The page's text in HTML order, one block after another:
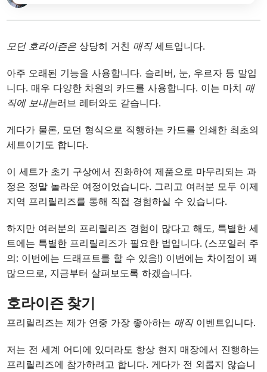
모던 호라이즌은 상당히 거친 매직세트입니다.
아주 오래된 기능을 사용합니다. 슬리버, 눈, 우르자 등 말입
니다. 매우 다양한 차원의 카드를 사용합니다. 이는 마치 매
직에 보내는러브 레터와도 같습니다.
게다가 물론, 모던 형식으로 직행하는 카드를 인쇄한 최초의
세트이기도 합니다.
이 세트가 초기 구상에서 진화하여 제품으로 마무리되는 과
정은 정말 놀라운 여정이었습니다. 그리고 여러분 모두 이제
지역 프리릴리즈를 통해 직접 경험하실 수 있습니다.
하지만 여러분의 프리릴리즈 경험이 많다고 해도, 특별한 세
트에는 특별한 프리릴리즈가 필요한 법입니다. (스포일러 주
의: 이번에는 드래프트를 할 수 있음!) 이번에는 차이점이 꽤
많으므로, 지금부터 살펴보도록 하겠습니다.
호라이즌 찾기
프리릴리즈는 제가 연중 가장 좋아하는 매직이벤트입니다.
저는 전 세계 어디에 있더라도 항상 현지 매장에서 진행하는
프리릴리즈에 참가하려고 합니다. 게다가 전 외롭지 않습니